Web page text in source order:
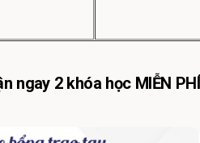
ngay 2 khóa học MIỄN PHÍ